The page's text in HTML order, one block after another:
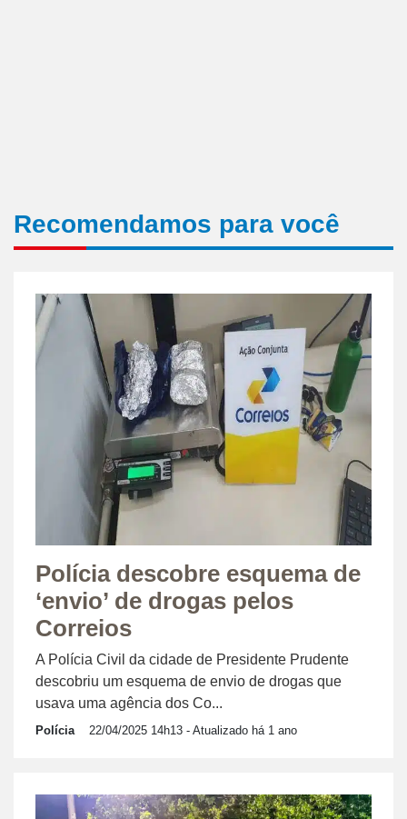
Recomendamos para você
Polícia descobre esquema de
‘envio’ de drogas pelos
Correios
A Polícia Civil da cidade de Presidente Prudente
descobriu um esquema de envio de drogas que
usava uma agência dos Co...
Polícia 22/04/2025 14h13 - Atualizado há 1 ano